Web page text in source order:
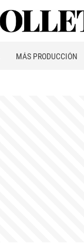
MÁS PRODUCCIÓN